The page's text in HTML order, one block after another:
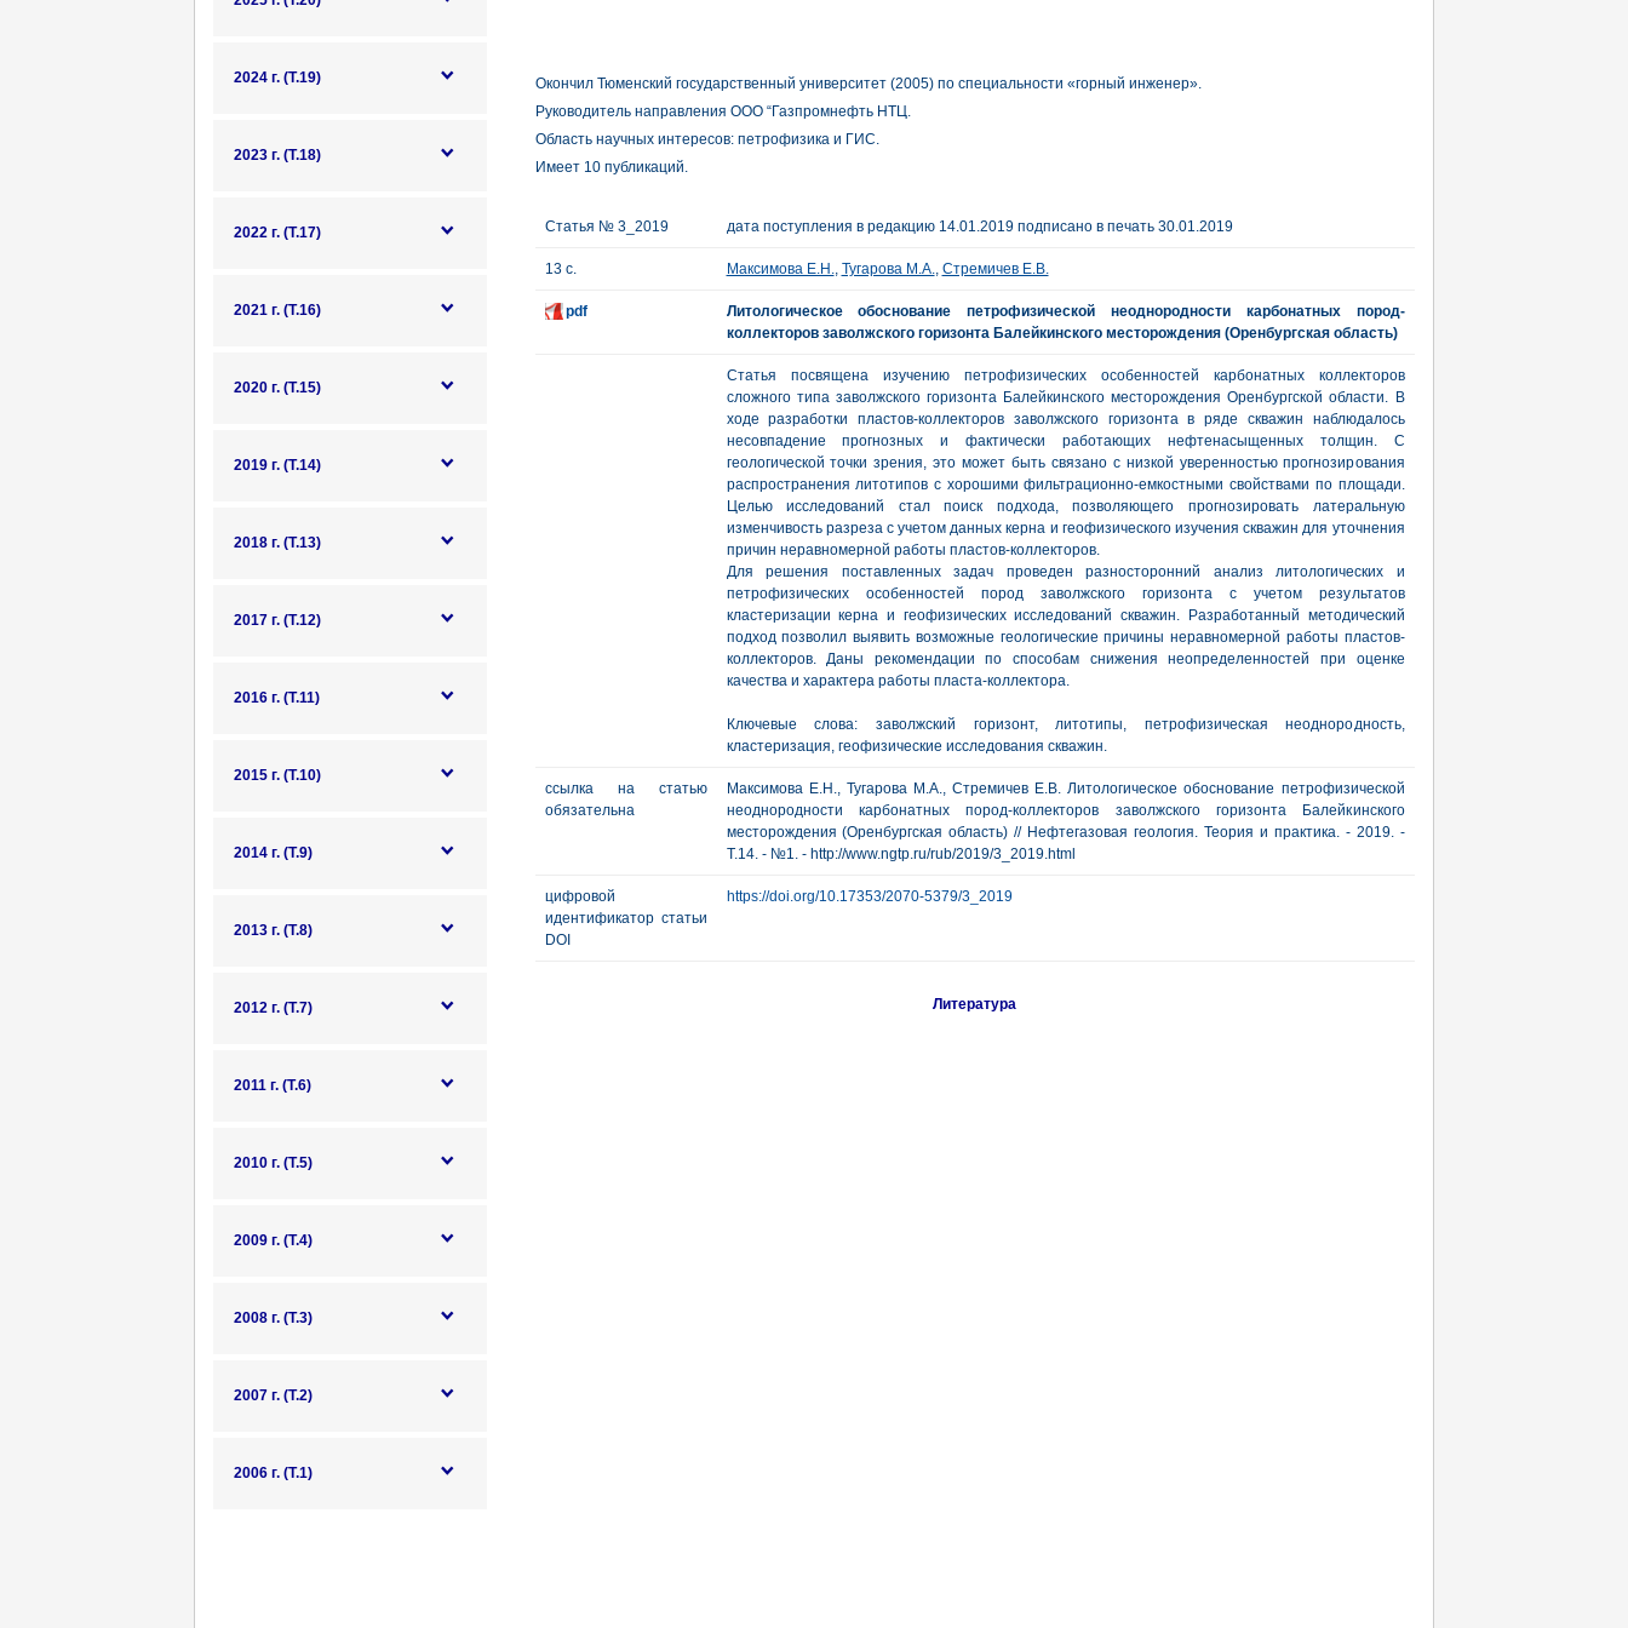
2024 г. (Т.19)
2023 г. (Т.18)
2022 г. (Т.17)
2021 г. (Т.16)
2020 г. (Т.15)
2019 г. (Т.14)
2018 г. (Т.13)
2017 г. (Т.12)
2016 г. (Т.11)
2015 г. (Т.10)
2014 г. (Т.9)
2013 г. (Т.8)
2012 г. (Т.7)
2011 г. (Т.6)
2010 г. (Т.5)
2009 г. (Т.4)
2008 г. (Т.3)
2007 г. (Т.2)
2006 г. (Т.1)
Окончил Тюменский государственный университет (2005) по специальности «горный инженер».
Руководитель направления ООО “Газпромнефть НТЦ.
Область научных интересов: петрофизика и ГИС.
Имеет 10 публикаций.
Статья № 3_2019 дата поступления в редакцию 14.01.2019 подписано в печать 30.01.2019
13 с. Максимова Е.Н., Тугарова М.А., Стремичев Е.В.
pdf
Литологическое обоснование петрофизической неоднородности карбонатных пород-
коллекторов заволжского горизонта Балейкинского месторождения (Оренбургская область)
Статья посвящена изучению петрофизических особенностей карбонатных коллекторов
сложного типа заволжского горизонта Балейкинского месторождения Оренбургской области. В
ходе разработки пластов-коллекторов заволжского горизонта в ряде скважин наблюдалось
несовпадение прогнозных и фактически работающих нефтенасыщенных толщин. С
геологической точки зрения, это может быть связано с низкой уверенностью прогнозирования
распространения литотипов с хорошими фильтрационно-емкостными свойствами по площади.
Целью исследований стал поиск подхода, позволяющего прогнозировать латеральную
изменчивость разреза с учетом данных керна и геофизического изучения скважин для уточнения
причин неравномерной работы пластов-коллекторов.
Для решения поставленных задач проведен разносторонний анализ литологических и
петрофизических особенностей пород заволжского горизонта с учетом результатов
кластеризации керна и геофизических исследований скважин. Разработанный методический
подход позволил выявить возможные геологические причины неравномерной работы пластов-
коллекторов. Даны рекомендации по способам снижения неопределенностей при оценке
качества и характера работы пласта-коллектора.
Ключевые слова: заволжский горизонт, литотипы, петрофизическая неоднородность,
кластеризация, геофизические исследования скважин.
ссылка на статью
обязательна
Максимова Е.Н., Тугарова М.А., Стремичев Е.В. Литологическое обоснование петрофизической
неоднородности карбонатных пород-коллекторов заволжского горизонта Балейкинского
месторождения (Оренбургская область) // Нефтегазовая геология. Теория и практика. - 2019. -
Т.14. - №1. - http://www.ngtp.ru/rub/2019/3_2019.html
цифровой
идентификатор статьи
DOI
https://doi.org/10.17353/2070-5379/3_2019
Литература